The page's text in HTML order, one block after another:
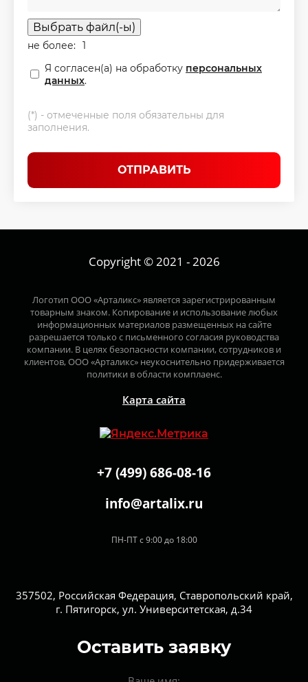
Выбрать файл(-ы)
не более:
1
Я согласен(а) на обработку персональных
данных.
(*) - отмеченные поля обязательны для
заполнения.
ОТПРАВИТЬ
Copyright © 2021 - 2026
Логотип ООО «Арталикс» является зарегистрированным
товарным знаком. Копирование и использование любых
информационных материалов размещенных на сайте
разрешается только с письменного согласия руководства
компании. В целях безопасности компании, сотрудников и
клиентов, ООО «Арталикс» неукоснительно придерживается
политики в области комплаенс.
Карта сайта
+7 (499) 686-08-16
info@artalix.ru
ПН-ПТ с 9:00 до 18:00
357502, Российская Федерация, Ставропольский край,
г. Пятигорск, ул. Университетская, д.34
Оставить заявку